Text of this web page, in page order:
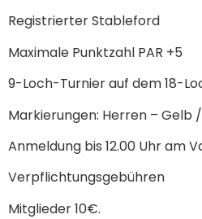
Registrierter Stableford
Maximale Punktzahl PAR +5
9-Loch-Turnier auf dem 18-
Markierungen: Herren – Gelb
Anmeldung bis 12.00 Uhr am
Verpflichtungsgebühren
Mitglieder 10€.